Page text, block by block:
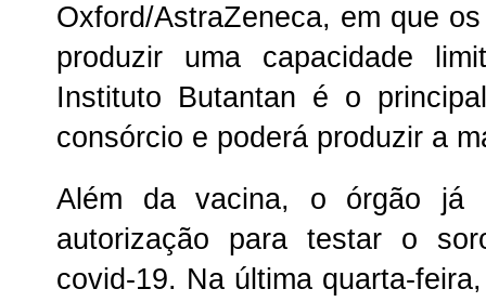
Oxford/AstraZeneca, em que
produzir uma capacidade
Instituto Butantan é o
consórcio e poderá produzir a
Além da vacina, o órgão já
autorização para testar o
covid-19. Na última quarta-